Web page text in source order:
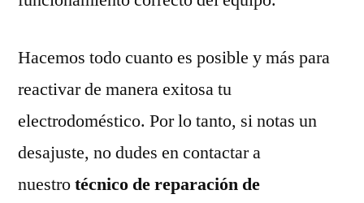
Hacemos todo cuanto es posible y más para
reactivar de manera exitosa tu
electrodoméstico. Por lo tanto, si notas un
desajuste, no dudes en contactar a
nuestrotécnico de reparación de